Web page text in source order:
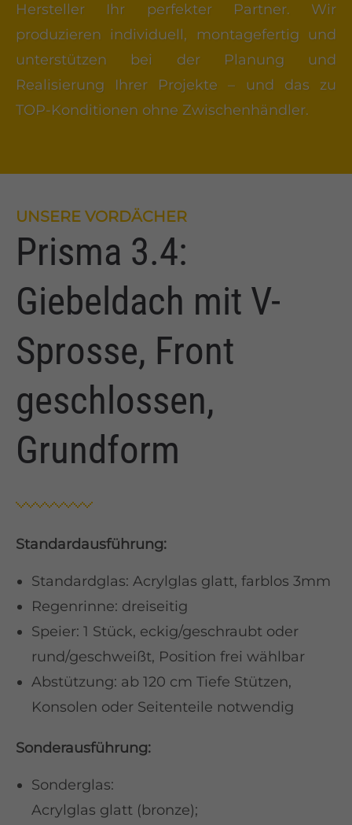
Hersteller Ihr perfekter Partner. Wir
produzieren individuell, montagefertig und
unterstützen bei der Planung und
Realisierung Ihrer Projekte – und das zu
TOP-Konditionen ohne Zwischenhändler.
UNSERE VORDÄCHER
Prisma 3.4:
Giebeldach mit V-
Sprosse, Front
geschlossen,
Grundform
Standardausführung:
Standardglas: Acrylglas glatt, farblos 3mm
Regenrinne: dreiseitig
Speier: 1 Stück, eckig/geschraubt oder
rund/geschweißt, Position frei wählbar
Abstützung: ab 120 cm Tiefe Stützen,
Konsolen oder Seitenteile notwendig
Sonderausführung:
Sonderglas:
Acrylglas glatt (bronze);